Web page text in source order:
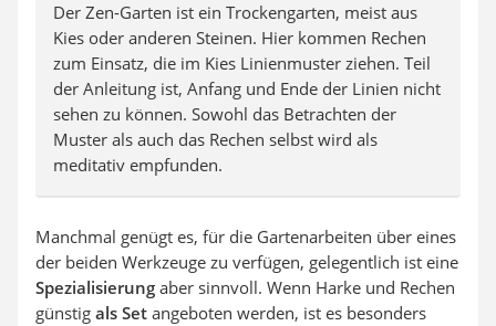
Der Zen-Garten ist ein Trockengarten, meist aus
Kies oder anderen Steinen. Hier kommen Rechen
zum Einsatz, die im Kies Linienmuster ziehen. Teil
der Anleitung ist, Anfang und Ende der Linien nicht
sehen zu können. Sowohl das Betrachten der
Muster als auch das Rechen selbst wird als
meditativ empfunden.
Manchmal genügt es, für die Gartenarbeiten über eines
der beiden Werkzeuge zu verfügen, gelegentlich ist eine
Spezialisierung aber sinnvoll. Wenn Harke und Rechen
günstig als Set angeboten werden, ist es besonders